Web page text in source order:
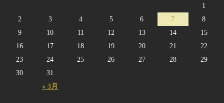
« 3月
1
2
3 4 5 6 7
8
9
10 11 12 13 14
15
16
17 18 19 20 21
22
23
24 25 26 27 28
29
30
31